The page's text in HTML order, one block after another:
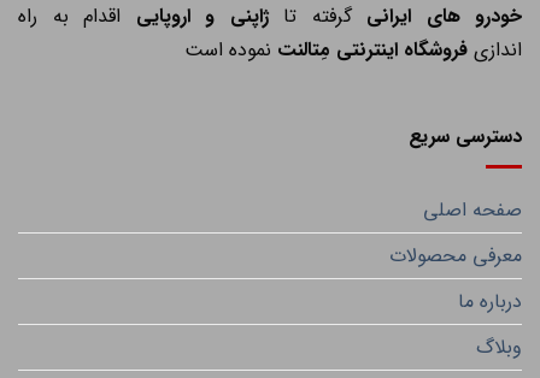
خودرو های ایرانیگرفته تاژاپنی و اروپاییاقدام به راه
اندازیفروشگاه اینترنتی مِتالنتنموده است
دسترسی سریع
صفحه اصلی
معرفی محصولات
درباره ما
وبلاگ